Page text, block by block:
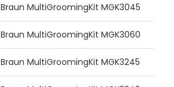
Braun MultiGroomingKit MGK3045
Braun MultiGroomingKit MGK3060
Braun MultiGroomingKit MGK3245